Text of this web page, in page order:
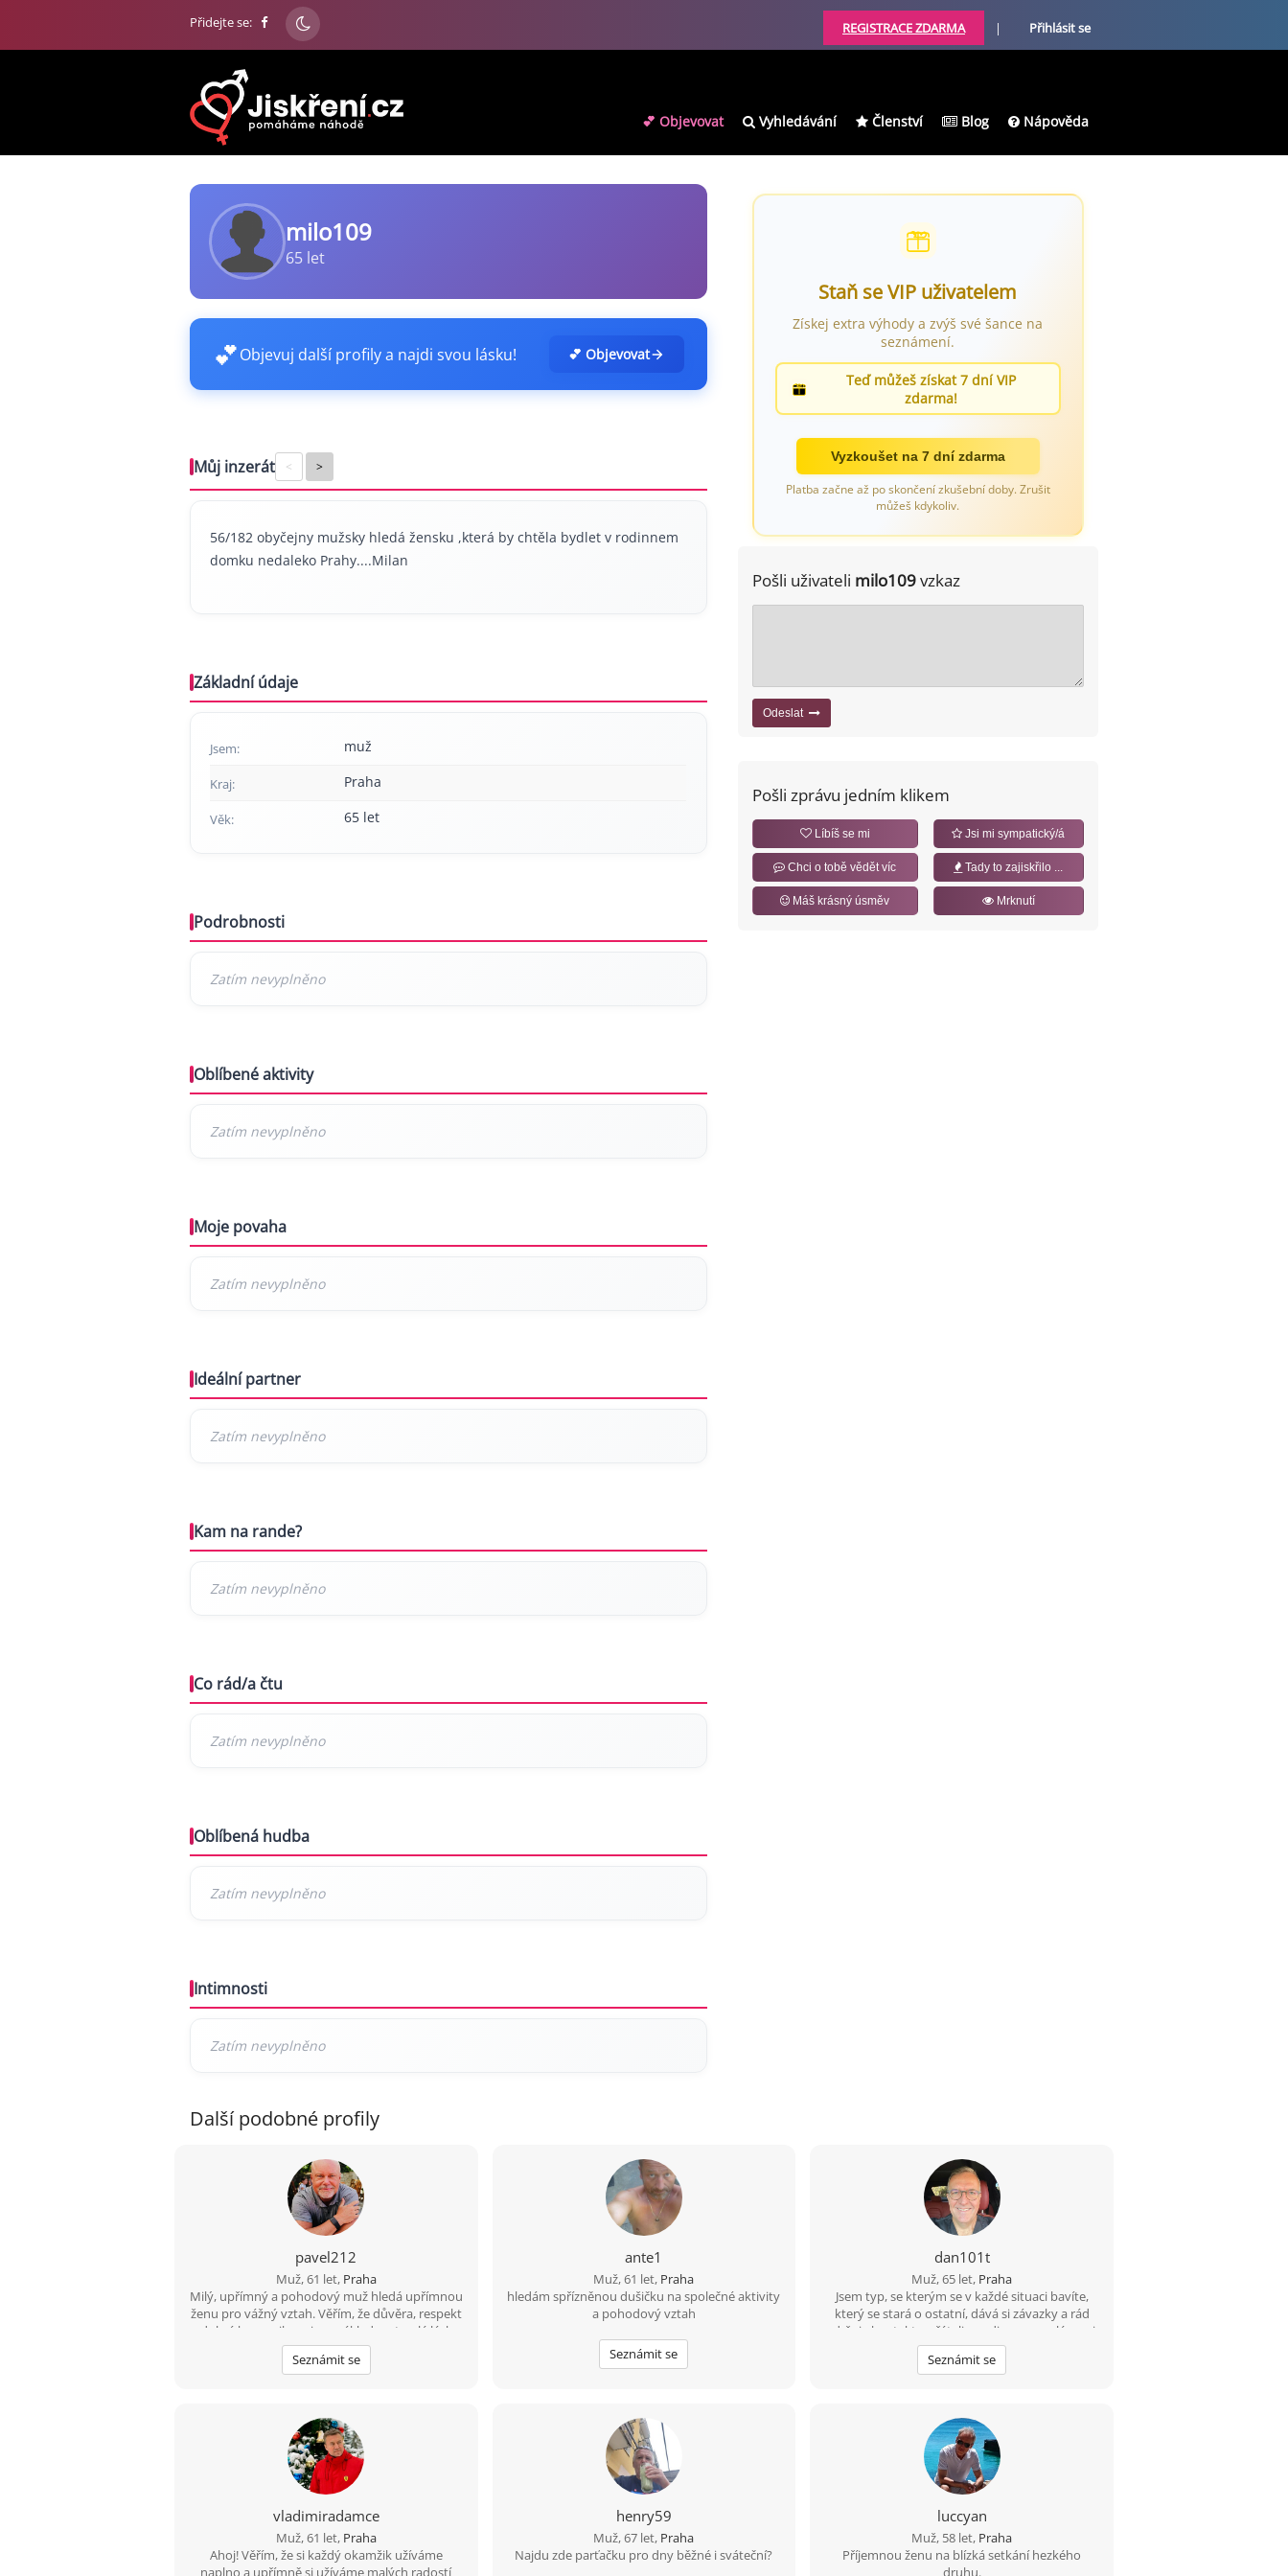
Přidejte se: REGISTRACE ZDARMA | Přihlásit se
💕 Objevovat Vyhledávání Členství Blog Nápověda
milo109
65 let
💕Objevuj další profily a najdi svou lásku! 💕 Objevovat
Můj inzerát < >
56/182 obyčejny mužsky hledá žensku ,která by chtěla bydlet v rodinnem
domku nedaleko Prahy....Milan
Základní údaje
Jsem: muž
Kraj: Praha
Věk: 65 let
Podrobnosti
Oblíbené aktivity
Moje povaha
Ideální partner
Kam na rande?
Co rád/a čtu
Oblíbená hudba
Intimnosti
Staň se VIP uživatelem
Získej extra výhody a zvýš své šance na
seznámení.
Teď můžeš získat 7 dní VIP
zdarma!
Vyzkoušet na 7 dní zdarma
Platba začne až po skončení zkušební doby. Zrušit
můžeš kdykoliv.
Pošli uživateli milo109vzkaz
Odeslat
Pošli zprávu jedním klikem
Líbíš se mi Jsi mi sympatický/á
Chci o tobě vědět víc Tady to zajiskřilo ...
Máš krásný úsměv Mrknutí
Další podobné profily
pavel212
Muž, 61 let, Praha
Milý, upřímný a pohodový muž hledá upřímnou
ženu pro vážný vztah. Věřím, že důvěra, respekt
a dobrá komunikace jsou základem trvalé lásky.
Pokud hledáš něco opravdového, rád tě
poznám.
Seznámit se
ante1
Muž, 61 let, Praha
hledám spřízněnou dušičku na společné aktivity
a pohodový vztah
Seznámit se
dan101t
Muž, 65 let, Praha
Jsem typ, se kterým se v každé situaci bavíte,
který se stará o ostatní, dává si závazky a rád
udržuje kontakt s přáteli a rodinou po celé zemi.
Popisuji se jako dobrodružný a romantický,
silný a něžný, hravý a zralý, fit a nekuřák. Jsem
to). Mám rád jednoduché věci v životě a také
mám rád hezké věci v životě. Mám rád svou
zemi a venkov. Rád se uvolním a dobře se
bavím.
Seznámit se
vladimiradamce
Muž, 61 let, Praha
Ahoj! Věřím, že si každý okamžik užíváme
naplno a upřímně si užíváme malých radostí
henry59
Muž, 67 let, Praha
Najdu zde parťačku pro dny běžné i sváteční?
luccyan
Muž, 58 let, Praha
Příjemnou ženu na blízká setkání hezkého
druhu.